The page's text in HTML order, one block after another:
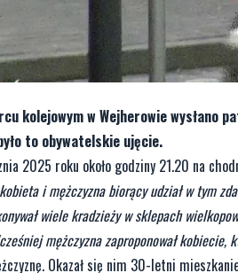
kolejowym w Wejherowie wysłano
to obywatelskie ujęcie.
2025 roku około godziny 21.20 na
i mężczyzna biorący udział w tym
wiele kradzieży w sklepach
mężczyzna zaproponował kobiecie,
Okazał się nim 30-letni